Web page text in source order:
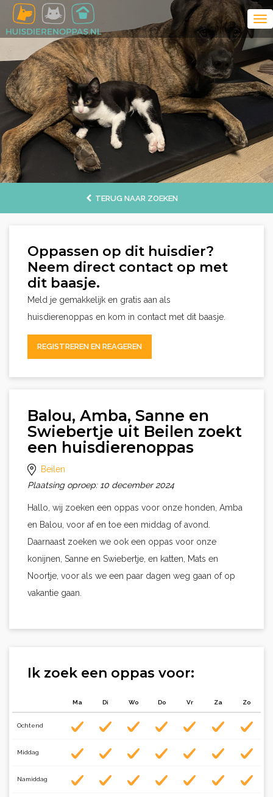
TERUG NAAR ZOEKEN
Oppassen op dit huisdier?
Neem direct contact op met
dit baasje.
Meld je gemakkelijk en gratis aan als
huisdierenoppas en kom in contact met dit baasje.
REGISTREREN EN REAGEREN
Balou, Amba, Sanne en
Swiebertje uit Beilen zoekt
een huisdierenoppas
Beilen
Plaatsing oproep: 10 december 2024
Hallo, wij zoeken een oppas voor onze honden, Amba
en Balou, voor af en toe een middag of avond.
Daarnaast zoeken we ook een oppas voor onze
konijnen, Sanne en Swiebertje, en katten, Mats en
Noortje, voor als we een paar dagen weg gaan of op
vakantie gaan.
Ik zoek een oppas voor:
Ma Di Wo Do Vr Za Zo
Ochtend
Middag
Namiddag